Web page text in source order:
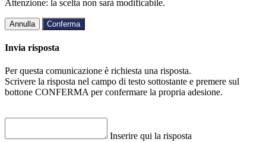
Attenzione: la scelta non sarà modificabile.
Annulla Conferma
Invia risposta
Per questa comunicazione è richiesta una risposta.
Scrivere la risposta nel campo di testo sottostante e premere sul
bottone CONFERMA per confermare la propria adesione.
Inserire qui la risposta